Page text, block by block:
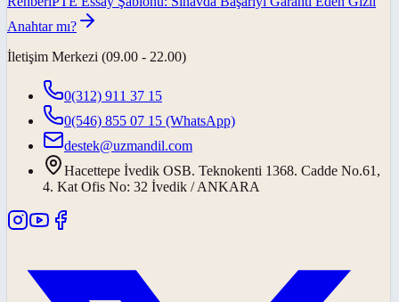
Anahtar mı?
İletişim Merkezi (09.00 - 22.00)
0(312) 911 37 15
0(546) 855 07 15 (WhatsApp)
destek@uzmandil.com
Hacettepe İvedik OSB. Teknokenti 1368. Cadde No.61,
4. Kat Ofis No: 32 İvedik / ANKARA